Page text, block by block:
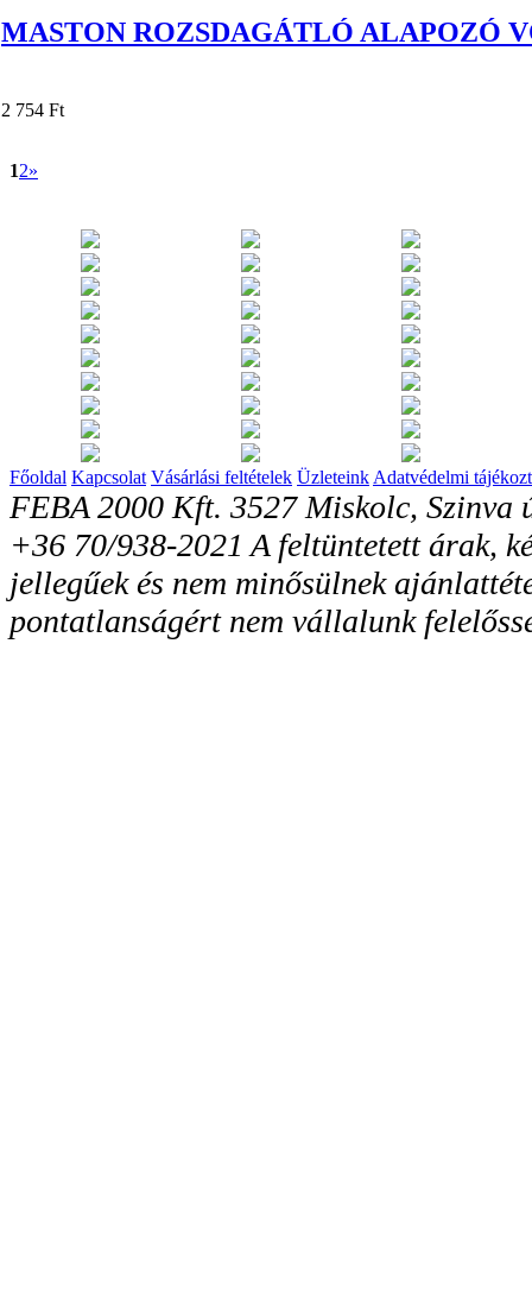
MASTON ROZSDAGÁTLÓ ALAPOZÓ
2 754 Ft
12»
Főoldal Kapcsolat Vásárlási feltételek Üzleteink Adatvédelmi
FEBA 2000 Kft. 3527 Miskolc, Szinva
+36 70/938-2021 A feltüntetett árak,
jellegűek és nem minősülnek
pontatlanságért nem vállalunk